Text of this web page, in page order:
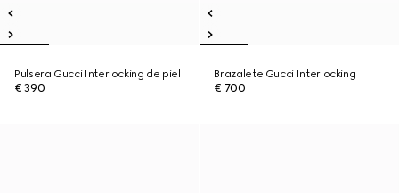
Pulsera Gucci Interlocking de piel
€ 390
Brazalete Gucci Interlocking
€ 700